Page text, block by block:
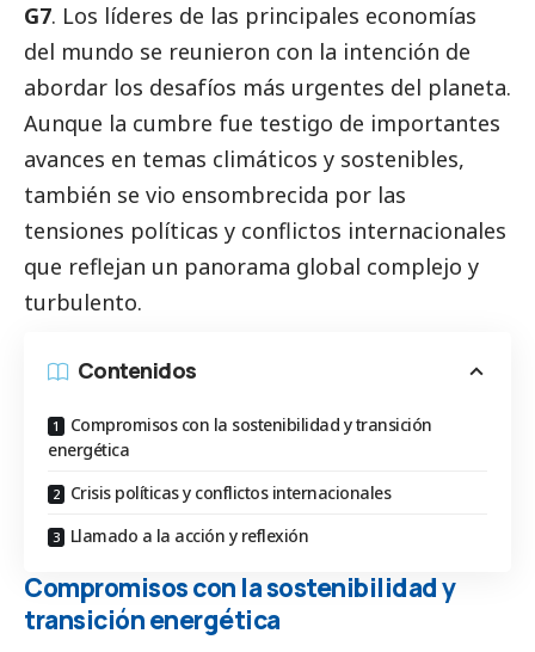
G7. Los líderes de las principales economías
del mundo se reunieron con la intención de
abordar los desafíos más urgentes del planeta.
Aunque la cumbre fue testigo de importantes
avances en temas climáticos y sostenibles,
también se vio ensombrecida por las
tensiones políticas y conflictos internacionales
que reflejan un panorama global complejo y
turbulento.
Contenidos
Compromisos con la sostenibilidad y transición
energética
Crisis políticas y conflictos internacionales
Llamado a la acción y reflexión
Compromisos con la sostenibilidad y
transición energética